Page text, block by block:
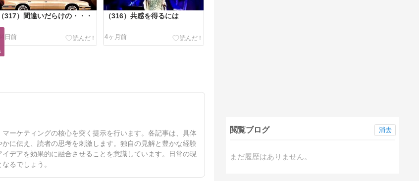
（317）間違いだらけの・・・
84日前
（316）共感を得るには
4ヶ月前
ーケティングの核心を突く提示を行います。各記事は、具体
に伝え、読者の思考を刺激します。独自の見解と豊かな経験
デアを効果的に融合させることを意識しています。日常の現
るでしょう。
閲覧ブログ
まだ履歴はありません。
消去